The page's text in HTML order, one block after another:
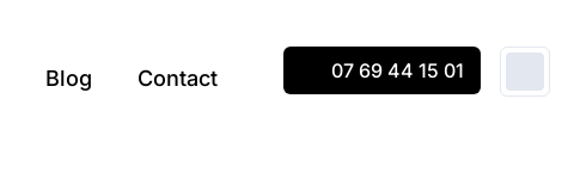
Blog Contact 07 69 44 15 01